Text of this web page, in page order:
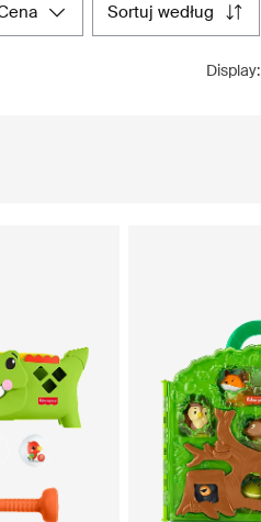
cena sortuj według
Display: